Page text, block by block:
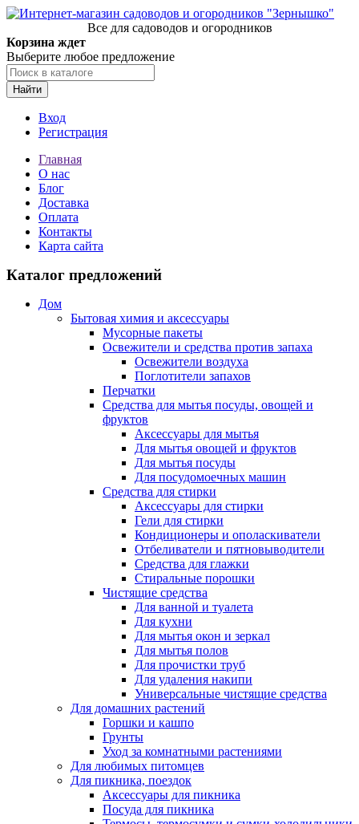
Все для садоводов и огородников
Корзина ждет
Выберите любое предложение
Найти
Вход
Регистрация
Главная
О нас
Блог
Доставка
Оплата
Контакты
Карта сайта
Каталог предложений
Дом
Бытовая химия и аксессуары
Мусорные пакеты
Освежители и средства против запаха
Освежители воздуха
Поглотители запахов
Перчатки
Средства для мытья посуды, овощей и
фруктов
Аксессуары для мытья
Для мытья овощей и фруктов
Для мытья посуды
Для посудомоечных машин
Средства для стирки
Аксессуары для стирки
Гели для стирки
Кондиционеры и ополаскиватели
Отбеливатели и пятновыводители
Средства для глажки
Стиральные порошки
Чистящие средства
Для ванной и туалета
Для кухни
Для мытья окон и зеркал
Для мытья полов
Для прочистки труб
Для удаления накипи
Универсальные чистящие средства
Для домашних растений
Горшки и кашпо
Грунты
Уход за комнатными растениями
Для любимых питомцев
Для пикника, поездок
Аксессуары для пикника
Посуда для пикника